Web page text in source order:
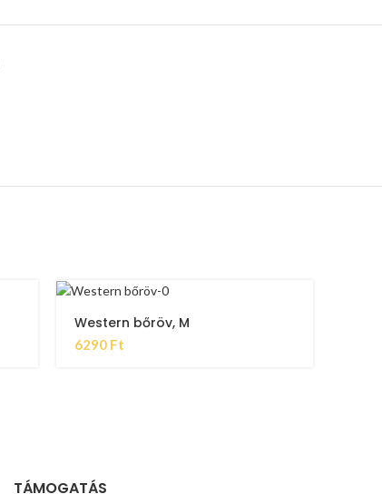
Western bőröv, M
6290 Ft
TÁMOGATÁS